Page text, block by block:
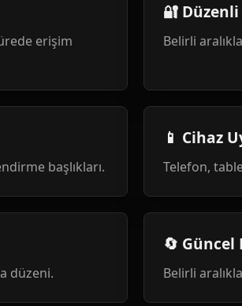
erişim
🔐
Belirli
başlıkları.
📱 Cihaz
Telefon,
düzeni.
🔄 Güncel
Belirli